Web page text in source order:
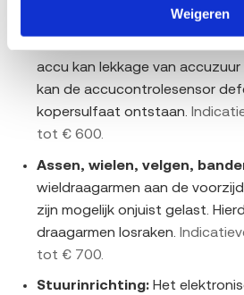
Weigeren
reparatie: € 400 tot € 1200.
accu kan lekkage van
kan de accucontrolesensor
kopersulfaat ontstaan.
tot € 600.
Assen, wielen, velgen,
wieldraagarmen aan de
zijn mogelijk onjuist gelast.
draagarmen losraken.
tot € 700.
Stuurinrichting:Het